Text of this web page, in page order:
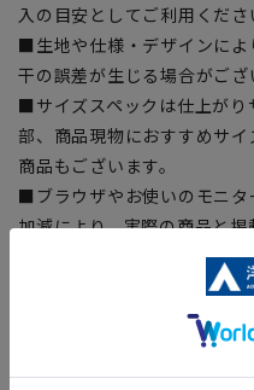
入の目安としてご利用くださ
■生地や仕様・デザインによ
干の誤差が生じる場合がござ
■サイズスペックは仕上がり
部、商品現物におすすめサ
商品もございます。
■ブラウザやお使いのモニ
加減により、実際の商品と
■店舗や各モールサイトと
上、ご注文いただいたタイ
を完了できない場合がござ
■お急ぎ発送のご注文につき